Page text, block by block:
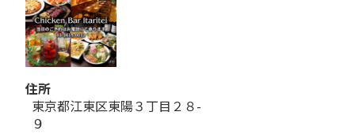
住所
東京都江東区東陽３丁目２８-
９